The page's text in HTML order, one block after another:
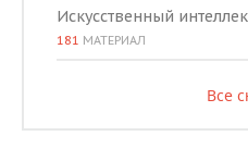
Искусственный
181 МАТЕРИАЛ
Все